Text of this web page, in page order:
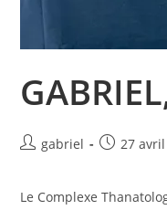
Auteur/autrice
publication :
gabriel
Publication
27
Le Complexe